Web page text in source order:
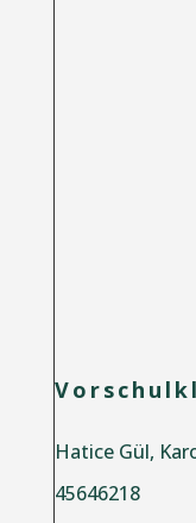
Hatice Gül,
45646218